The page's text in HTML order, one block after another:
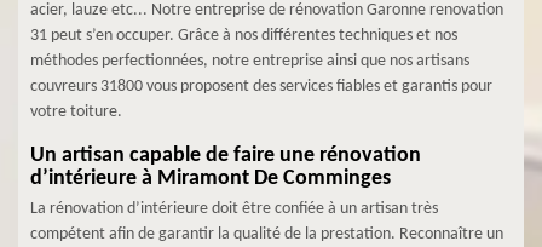
acier, lauze etc... Notre entreprise de rénovation Garonne renovation
31 peut s’en occuper. Grâce à nos différentes techniques et nos
méthodes perfectionnées, notre entreprise ainsi que nos artisans
couvreurs 31800 vous proposent des services fiables et garantis pour
votre toiture.
Un artisan capable de faire une rénovation
d’intérieure à Miramont De Comminges
La rénovation d’intérieure doit être confiée à un artisan très
compétent afin de garantir la qualité de la prestation. Reconnaître un